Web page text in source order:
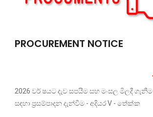
PROCUREMENT NOTICE
2026 වර් ෂයට දැව සපයීම සහ මංසල මිලදී ගැනීම
සඳහා ප්‍රසම්පාදන දැන්වීම - අදියර V - තේක්ක